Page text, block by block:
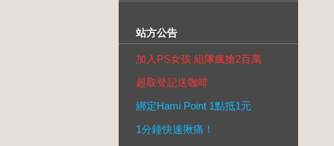
站方公告
加入PS女孩 組隊瘋搶2百萬
超取登記送咖啡
綁定Hami Point 1點抵1元
1分鐘快速揪痛！